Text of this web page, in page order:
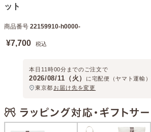
ット
商品番号 22159910-h0000-
¥7,700 税込
本日 11時00分 までのご注文で
2026/08/11（火） に宅配便（ヤマト運輸）
東京都 お届け先を変更